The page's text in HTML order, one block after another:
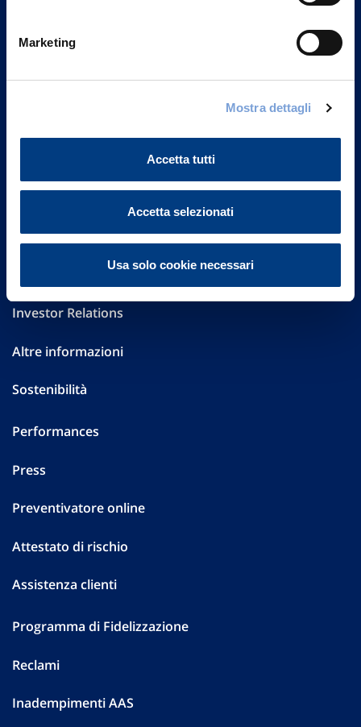
Marketing
Mostra dettagli
Accetta tutti
Accetta selezionati
Usa solo cookie necessari
Vittoria Assicurazioni S.p.A.
20149 Milano
Part. IVA 01329510158
FAQ
Investor Relations
Altre informazioni
Sostenibilità
Performances
Press
Preventivatore online
Attestato di rischio
Assistenza clienti
Programma di Fidelizzazione
Reclami
Inadempimenti AAS